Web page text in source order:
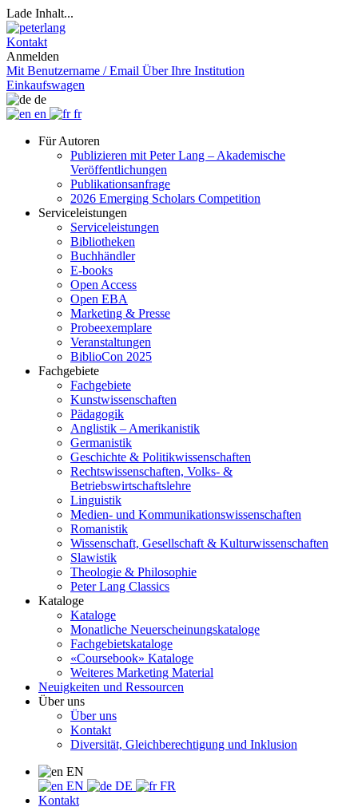
Lade Inhalt...
Kontakt
Anmelden
Mit Benutzername / Email Über Ihre Institution
Einkaufswagen
de
en
fr
Für Autoren
Publizieren mit Peter Lang – Akademische
Veröffentlichungen
Publikationsanfrage
2026 Emerging Scholars Competition
Serviceleistungen
Serviceleistungen
Bibliotheken
Buchhändler
E-books
Open Access
Open EBA
Marketing & Presse
Probeexemplare
Veranstaltungen
BiblioCon 2025
Fachgebiete
Fachgebiete
Kunstwissenschaften
Pädagogik
Anglistik – Amerikanistik
Germanistik
Geschichte & Politikwissenschaften
Rechtswissenschaften, Volks- &
Betriebswirtschaftslehre
Linguistik
Medien- und Kommunikationswissenschaften
Romanistik
Wissenschaft, Gesellschaft & Kulturwissenschaften
Slawistik
Theologie & Philosophie
Peter Lang Classics
Kataloge
Kataloge
Monatliche Neuerscheinungskataloge
Fachgebietskataloge
«Coursebook» Kataloge
Weiteres Marketing Material
Neuigkeiten und Ressourcen
Über uns
Über uns
Kontakt
Diversität, Gleichberechtigung und Inklusion
EN
EN
DE
FR
Kontakt